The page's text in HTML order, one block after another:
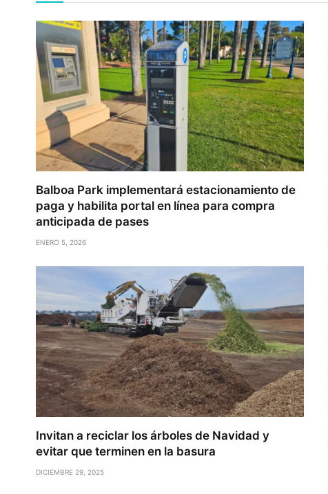
Balboa Park implementará estacionamiento de
paga y habilita portal en línea para compra
anticipada de pases
ENERO 5, 2026
Invitan a reciclar los árboles de Navidad y
evitar que terminen en la basura
DICIEMBRE 29, 2025